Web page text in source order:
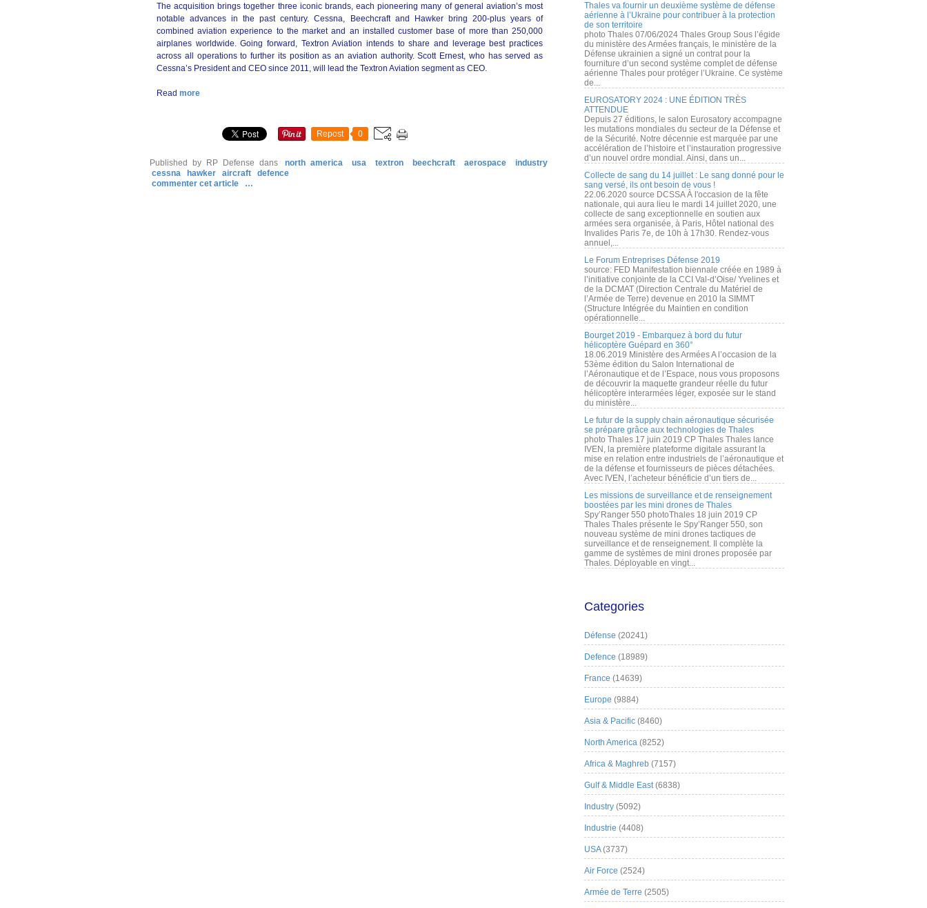
The acquisition brings together three iconic brands, each pioneering many of general aviation’s most
notable advances in the past century. Cessna, Beechcraft and Hawker bring 200-plus years of
combined aviation experience to the market and an installed customer base of more than 250,000
airplanes worldwide. Going forward, Textron Aviation intends to share and leverage best practices
across all operations to further its position as an aviation authority. Scott Ernest, who has served as
Cessna’s President and CEO since 2011, will lead the Textron Aviation segment as CEO.
Read more
Repost 0
Published by RP Defense dans north america usa textron beechcraft aerospace
industry
cessna
hawker aircraft
defence
commenter cet article
…
Thales va fournir un deuxième système de défense
aérienne à l’Ukraine pour contribuer à la protection
de son territoire
photo Thales 07/06/2024 Thales Group Sous l’égide
du ministère des Armées français, le ministère de la
Défense ukrainien a signé un contrat pour la
fourniture d’un second système complet de défense
aérienne Thales pour protéger l’Ukraine. Ce système
de...
EUROSATORY 2024 : UNE ÉDITION TRÈS
ATTENDUE
Depuis 27 éditions, le salon Eurosatory accompagne
les mutations mondiales du secteur de la Défense et
de la Sécurité. Notre décennie est marquée par une
accélération de l’histoire et l’instauration progressive
d’un nouvel ordre mondial. Ainsi, dans un...
Collecte de sang du 14 juillet : Le sang donné pour le
sang versé, ils ont besoin de vous !
22.06.2020 source DCSSA À l'occasion de la fête
nationale, qui aura lieu le mardi 14 juillet 2020, une
collecte de sang exceptionnelle en soutien aux
armées sera organisée, à Paris, Hôtel national des
Invalides Paris 7e, de 10h à 17h30. Rendez-vous
annuel,...
Le Forum Entreprises Défense 2019
source: FED Manifestation biennale créée en 1989 à
l’initiative conjointe de la CCI Val-d’Oise/ Yvelines et
de la DCMAT (Direction Centrale du Matériel de
l’Armée de Terre) devenue en 2010 la SIMMT
(Structure Intégrée du Maintien en condition
opérationnelle...
Bourget 2019 - Embarquez à bord du futur
hélicoptère Guépard en 360°
18.06.2019 Ministère des Armées A l’occasion de la
53ème édition du Salon International de
l’Aéronautique et de l’Espace, nous vous proposons
de découvrir la maquette grandeur réelle du futur
hélicoptère interarmées léger, exposée sur le stand
du ministère...
Le futur de la supply chain aéronautique sécurisée
se prépare grâce aux technologies de Thales
photo Thales 17 juin 2019 CP Thales Thales lance
IVEN, la première plateforme digitale assurant la
mise en relation entre industriels de l’aéronautique et
de la défense et fournisseurs de pièces détachées.
Avec IVEN, l’acheteur bénéficie d’un tiers de...
Les missions de surveillance et de renseignement
boostées par les mini drones de Thales
Spy’Ranger 550 photoThales 18 juin 2019 CP
Thales Thales présente le Spy’Ranger 550, son
nouveau système de mini drones tactiques de
surveillance et de renseignement. Il complète la
gamme de systèmes de mini drones proposée par
Thales. Déployable en vingt...
Categories
Défense (20241)
Defence (18989)
France (14639)
Europe (9884)
Asia & Pacific (8460)
North America (8252)
Africa & Maghreb (7157)
Gulf & Middle East(6838)
Industry (5092)
Industrie (4408)
USA(3737)
Air Force (2524)
Armée de Terre (2505)